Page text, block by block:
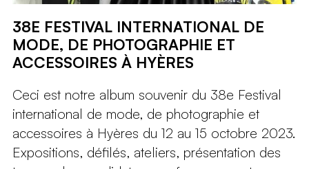
38E FESTIVAL INTERNATIONAL DE
MODE, DE PHOTOGRAPHIE ET
ACCESSOIRES À HYÈRES
Ceci est notre album souvenir du 38e Festival
international de mode, de photographie et
accessoires à Hyères du 12 au 15 octobre 2023.
Expositions, défilés, ateliers, présentation des